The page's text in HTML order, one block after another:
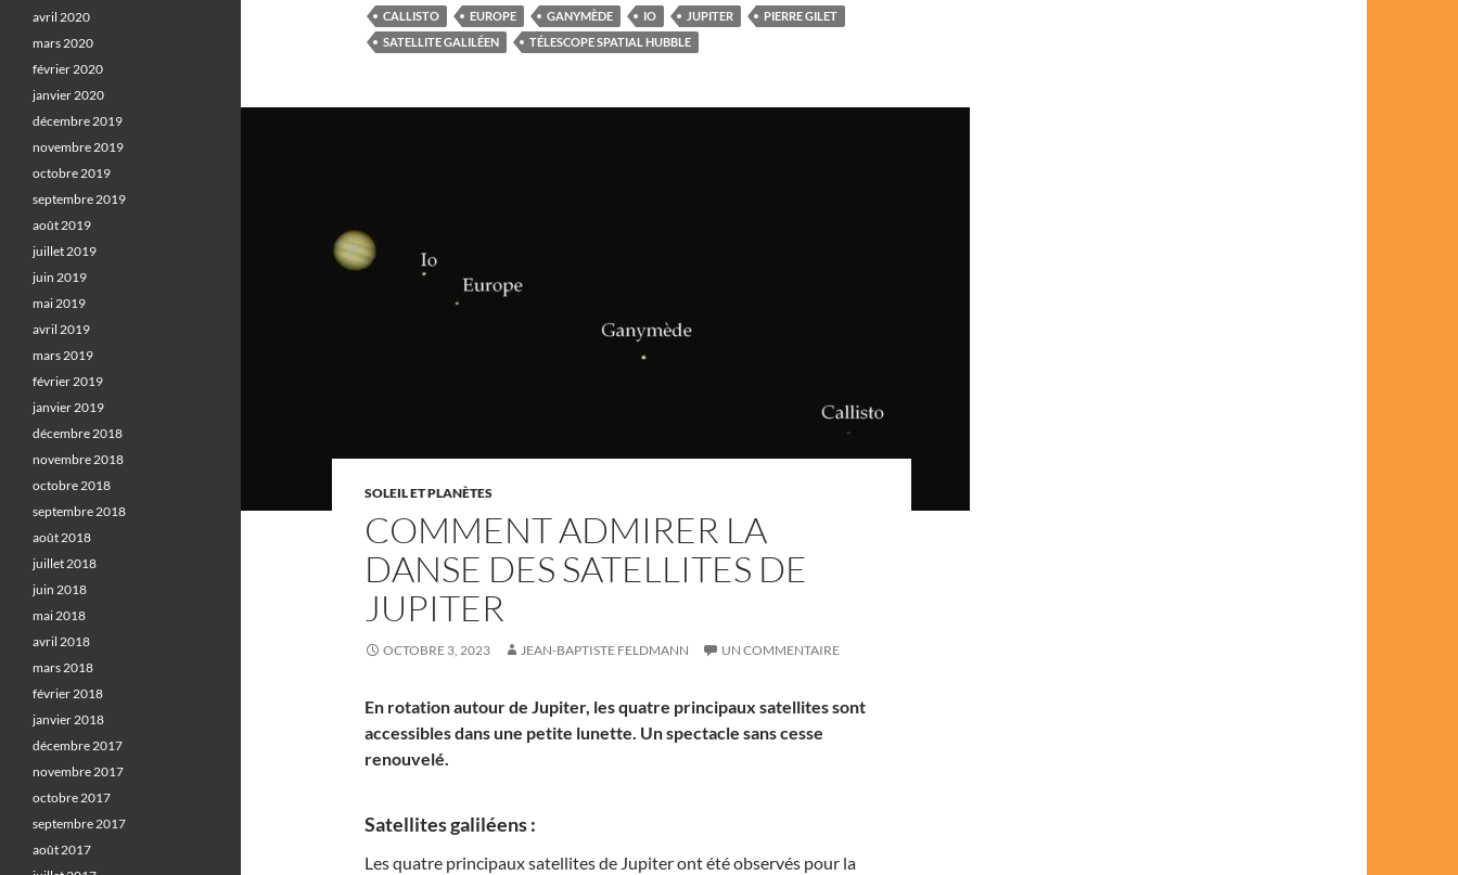
CALLISTO EUROPE GANYMÈDE IO JUPITER
PIERRE GILET
SATELLITE GALILÉEN
TÉLESCOPE SPATIAL HUBBLE
SOLEIL ET PLANÈTES
COMMENT ADMIRER LA
DANSE DES SATELLITES DE
JUPITER
OCTOBRE 3, 2023 JEAN-BAPTISTE FELDMANN UN COMMENTAIRE
En rotation autour de Jupiter, les quatre principaux satellites sont
accessibles dans une petite lunette. Un spectacle sans cesse
renouvelé.
Satellites galiléens :
Les quatre principaux satellites de Jupiter ont été observés pour la
avril 2020
mars 2020
février 2020
janvier 2020
décembre 2019
novembre 2019
octobre 2019
septembre 2019
août 2019
juillet 2019
juin 2019
mai 2019
avril 2019
mars 2019
février 2019
janvier 2019
décembre 2018
novembre 2018
octobre 2018
septembre 2018
août 2018
juillet 2018
juin 2018
mai 2018
avril 2018
mars 2018
février 2018
janvier 2018
décembre 2017
novembre 2017
octobre 2017
septembre 2017
août 2017